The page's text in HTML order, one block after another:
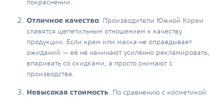
покраснений.
Отличное качество. Производители Южной Кореи
славятся щепетильным отношением к качеству
продукции. Если крем или маска не оправдывает
ожиданий — её не начинают усиленно рекламировать,
впаривать со скидками, а просто снимают с
производства.
Невысокая стоимость. По сравнению с косметикой